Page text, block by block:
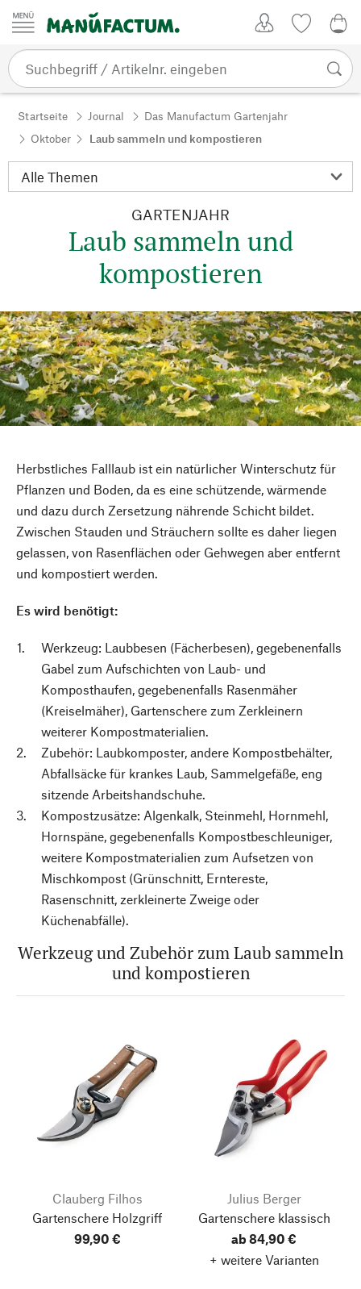
Zum Inhalt springen
Startseite Journal
Das Manufactum Gartenjahr
Oktober
Laub sammeln und kompostieren
GARTENJAHR
Laub sammeln und
kompostieren
Herbstliches Falllaub ist ein natürlicher Winterschutz für
Pflanzen und Boden, da es eine schützende, wärmende
und dazu durch Zersetzung nährende Schicht bildet.
Zwischen Stauden und Sträuchern sollte es daher liegen
gelassen, von Rasenflächen oder Gehwegen aber entfernt
und kompostiert werden.
Es wird benötigt:
Werkzeug: Laubbesen (Fächerbesen), gegebenenfalls
Gabel zum Aufschichten von Laub- und
Komposthaufen, gegebenenfalls Rasenmäher
(Kreiselmäher), Gartenschere zum Zerkleinern
weiterer Kompostmaterialien.
Zubehör: Laubkomposter, andere Kompostbehälter,
Abfallsäcke für krankes Laub, Sammelgefäße, eng
sitzende Arbeitshandschuhe.
Kompostzusätze: Algenkalk, Steinmehl, Hornmehl,
Hornspäne, gegebenenfalls Kompostbeschleuniger,
weitere Kompostmaterialien zum Aufsetzen von
Mischkompost (Grünschnitt, Erntereste,
Rasenschnitt, zerkleinerte Zweige oder
Küchenabfälle).
Werkzeug und Zubehör zum Laub sammeln
und kompostieren
Clauberg Filhos
Gartenschere Holzgriff
99,90 €
Julius Berger
Gartenschere klassisch
ab 84,90 €
+ weitere Varianten